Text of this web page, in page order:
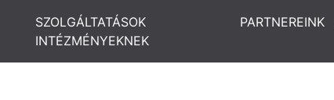
SZOLGÁLTATÁSOK
INTÉZMÉNYEKNEK
PARTNEREINK